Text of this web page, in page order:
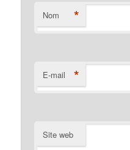
Nom *
E-mail *
Site web